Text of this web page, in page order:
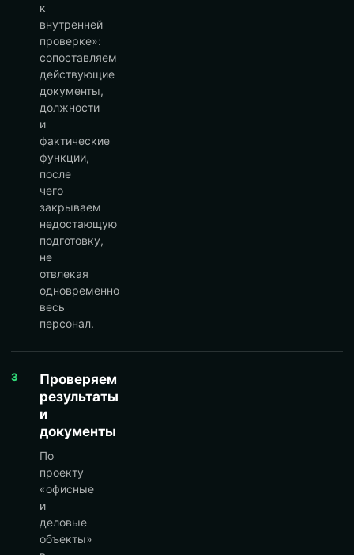
к
внутренней
проверке»:
сопоставляем
действующие
документы,
должности
и
фактические
функции,
после
чего
закрываем
недостающую
подготовку,
не
отвлекая
одновременно
весь
персонал.
3
Проверяем
результаты
и
документы
По
проекту
«офисные
и
деловые
объекты»